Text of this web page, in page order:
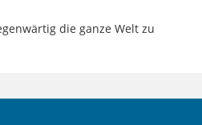
die ganze Welt zu